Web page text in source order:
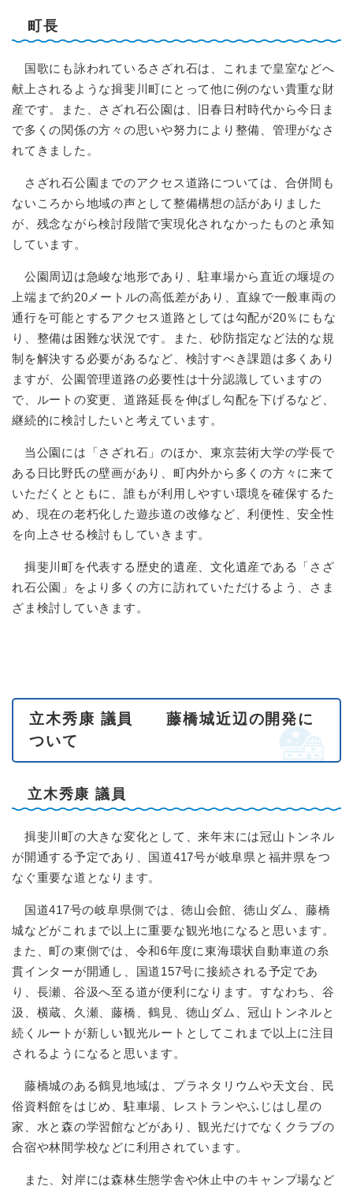
町長
国歌にも詠われているさざれ石は、これまで皇室などへ
献上されるような揖斐川町にとって他に例のない貴重な財
産です。また、さざれ石公園は、旧春日村時代から今日ま
で多くの関係の方々の思いや努力により整備、管理がなさ
れてきました。
さざれ石公園までのアクセス道路については、合併間も
ないころから地域の声として整備構想の話がありました
が、残念ながら検討段階で実現化されなかったものと承知
しています。
公園周辺は急峻な地形であり、駐車場から直近の堰堤の
上端まで約20メートルの高低差があり、直線で一般車両の
通行を可能とするアクセス道路としては勾配が20％にもな
り、整備は困難な状況です。また、砂防指定など法的な規
制を解決する必要があるなど、検討すべき課題は多くあり
ますが、公園管理道路の必要性は十分認識していますの
で、ルートの変更、道路延長を伸ばし勾配を下げるなど、
継続的に検討したいと考えています。
当公園には「さざれ石」のほか、東京芸術大学の学長で
ある日比野氏の壁画があり、町内外から多くの方々に来て
いただくとともに、誰もが利用しやすい環境を確保するた
め、現在の老朽化した遊歩道の改修など、利便性、安全性
を向上させる検討もしていきます。
揖斐川町を代表する歴史的遺産、文化遺産である「さざ
れ石公園」をより多くの方に訪れていただけるよう、さま
ざま検討していきます。
立木秀康 議員 藤橋城近辺の開発に
ついて
立木秀康 議員
揖斐川町の大きな変化として、来年末には冠山トンネル
が開通する予定であり、国道417号が岐阜県と福井県をつ
なぐ重要な道となります。
国道417号の岐阜県側では、徳山会館、徳山ダム、藤橋
城などがこれまで以上に重要な観光地になると思います。
また、町の東側では、令和6年度に東海環状自動車道の糸
貫インターが開通し、国道157号に接続される予定であ
り、長瀬、谷汲へ至る道が便利になります。すなわち、谷
汲、横蔵、久瀬、藤橋、鶴見、徳山ダム、冠山トンネルと
続くルートが新しい観光ルートとしてこれまで以上に注目
されるようになると思います。
藤橋城のある鶴見地域は、プラネタリウムや天文台、民
俗資料館をはじめ、駐車場、レストランやふじはし星の
家、水と森の学習館などがあり、観光だけでなくクラブの
合宿や林間学校などに利用されています。
また、対岸には森林生態学舎や休止中のキャンプ場など